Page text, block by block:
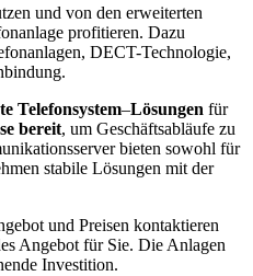
und von den erweiterten
profitieren. Dazu
DECT-Technologie,
Telefonsystem–Lösungen für
bereit, um Geschäftsabläufe zu
bieten sowohl für
stabile Lösungen mit der
und Preisen kontaktieren
Angebot für Sie. Die Anlagen
Investition.